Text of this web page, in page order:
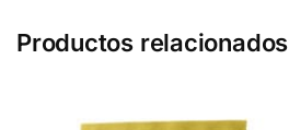
Productos relacionados